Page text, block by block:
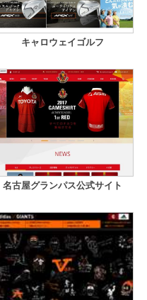
キャロウェイゴルフ
名古屋グランパス公式サイト